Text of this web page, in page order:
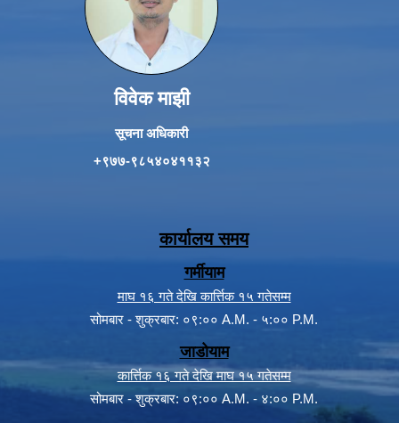
विवेक माझी
सूचना अधिकारी
+९७७-९८५४०४११३२
कार्यालय समय
गर्मीयाम
माघ १६ गते देखि कार्त्तिक १५ गतेसम्म
सोमबार - शुक्रबार: ०९:०० A.M. - ५:०० P.M.
जाडोयाम
कार्त्तिक १६ गते देखि माघ १५ गतेसम्म
सोमबार - शुक्रबार: ०९:०० A.M. - ४:०० P.M.